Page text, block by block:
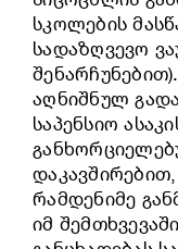
სკოლების
სადაზღვევო
შენარჩუნებით).
აღნიშნულ
საპენსიო
რამდენიმე
იმ